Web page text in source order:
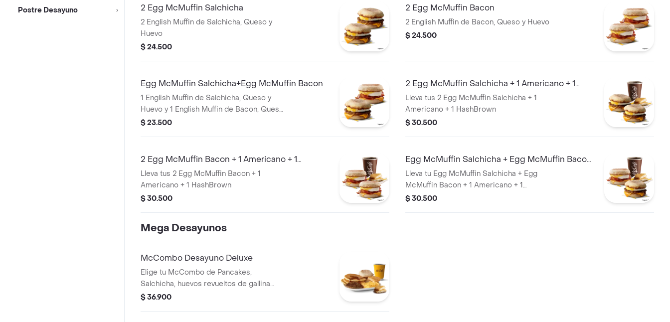
Postre Desayuno 2 Egg McMuffin Salchicha
2 English Muffin de Salchicha, Queso y
Huevo
$ 24.500
2 Egg McMuffin Bacon
2 English Muffin de Bacon, Queso y Huevo
$ 24.500
Egg McMuffin Salchicha+Egg McMuffin Bacon
1 English Muffin de Salchicha, Queso y
Huevo y 1 English Muffin de Bacon, Queso
y Huevo
$ 23.500
2 Egg McMuffin Salchicha + 1 Americano + 1
HashBrown
Lleva tus 2 Egg McMuffin Salchicha + 1
Americano + 1 HashBrown
$ 30.500
2 Egg McMuffin Bacon + 1 Americano + 1
HashBrown
Lleva tus 2 Egg McMuffin Bacon + 1
Americano + 1 HashBrown
$ 30.500
Egg McMuffin Salchicha + Egg McMuffin Bacon
+ 1 Americano + 1 Ha
Lleva tu Egg McMuffin Salchicha + Egg
McMuffin Bacon + 1 Americano + 1
Hashbrown
$ 30.500
Mega Desayunos
McCombo Desayuno Deluxe
Elige tu McCombo de Pancakes,
Salchicha, huevos revueltos de gallina
libre de jaula, HashBrown y un English
$ 36.900